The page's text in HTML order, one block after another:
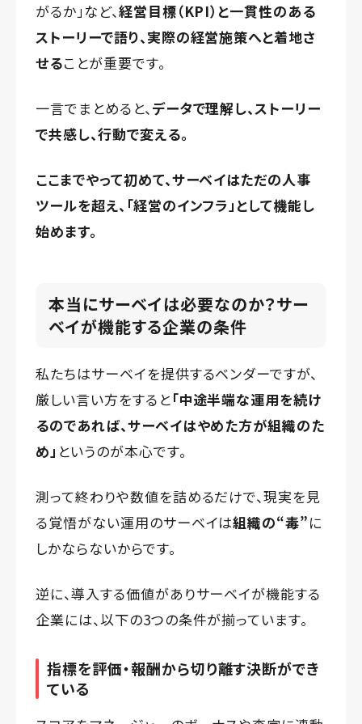
がるか」など、経営目標（KPI）と一貫性のある
ストーリーで語り、実際の経営施策へと着地さ
せることが重要です。
一言でまとめると、データで理解し、ストーリー
で共感し、行動で変える。
ここまでやって初めて、サーベイはただの人事
ツールを超え、「経営のインフラ」として機能し
始めます。
本当にサーベイは必要なのか？サー
ベイが機能する企業の条件
私たちはサーベイを提供するベンダーですが、
厳しい言い方をすると「中途半端な運用を続け
るのであれば、サーベイはやめた方が組織のた
め」 というのが本心です。
測って終わりや数値を詰めるだけで、現実を見
る覚悟がない運用のサーベイは組織の“毒”に
しかならないからです。
逆に、導入する価値がありサーベイが機能する
企業には、以下の3つの条件が揃っています。
指標を評価・報酬から切り離す決断ができ
ている